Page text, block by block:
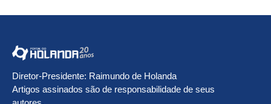
Diretor-Presidente: Raimundo de Holanda
Artigos assinados são de responsabilidade de seus